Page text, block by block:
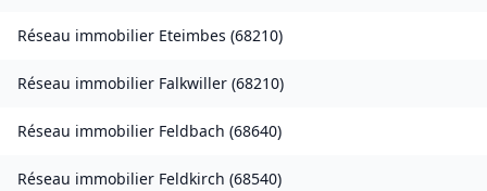
Réseau immobilier Eteimbes (68210)
Réseau immobilier Falkwiller (68210)
Réseau immobilier Feldbach (68640)
Réseau immobilier Feldkirch (68540)